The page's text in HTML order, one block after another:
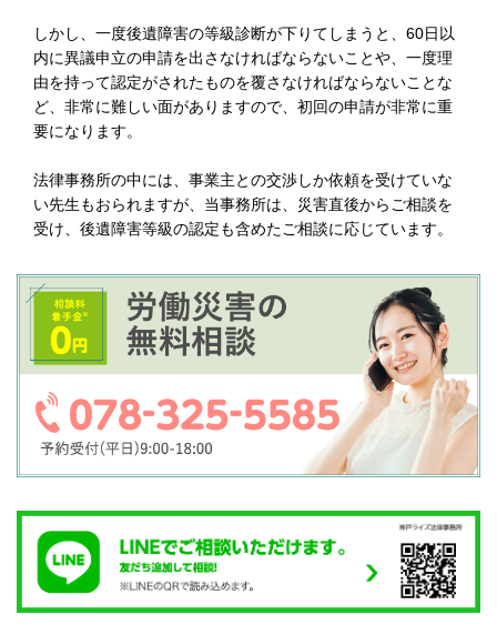
しかし、一度後遺障害の等級診断が下りてしまうと、60日以
内に異議申立の申請を出さなければならないことや、一度理
由を持って認定がされたものを覆さなければならないことな
ど、非常に難しい面がありますので、初回の申請が非常に重
要になります。
法律事務所の中には、事業主との交渉しか依頼を受けていな
い先生もおられますが、当事務所は、災害直後からご相談を
受け、後遺障害等級の認定も含めたご相談に応じています。